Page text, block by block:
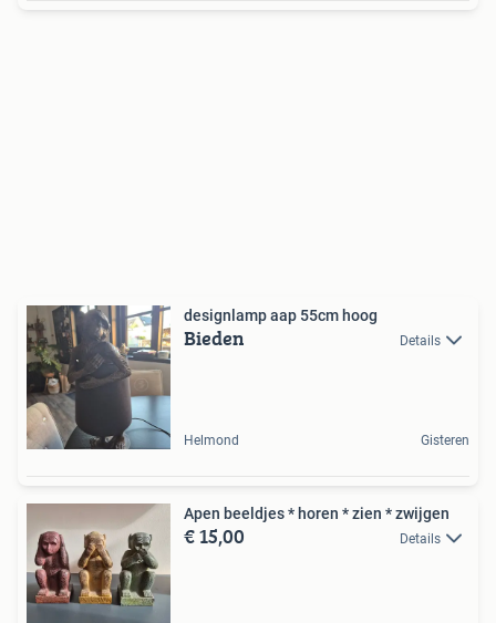
designlamp aap 55cm hoog
Bieden Details
Helmond Gisteren
Apen beeldjes * horen * zien * zwijgen
€ 15,00 Details